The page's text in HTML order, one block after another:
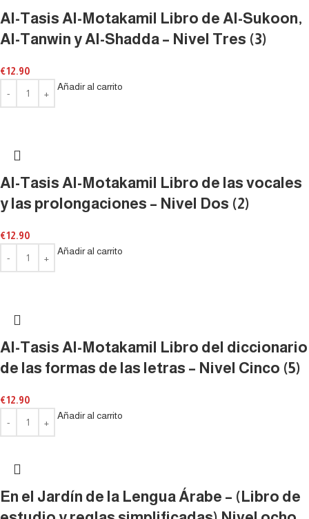
Al-Tasis Al-Motakamil Libro de Al-Sukoon,
Al-Tanwin y Al-Shadda – Nivel Tres (3)
€12.90
Añadir al carrito
Al-Tasis Al-Motakamil Libro de las vocales
y las prolongaciones – Nivel Dos (2)
€12.90
Añadir al carrito
Al-Tasis Al-Motakamil Libro del diccionario
de las formas de las letras – Nivel Cinco (5)
€12.90
Añadir al carrito
En el Jardín de la Lengua Árabe – (Libro de